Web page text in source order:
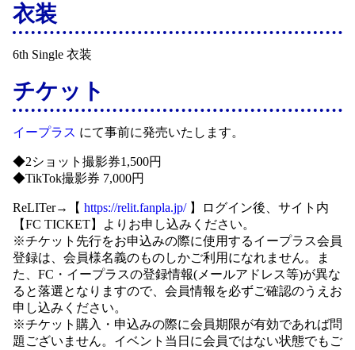
衣装
6th Single 衣装
チケット
イープラス にて事前に発売いたします。
◆2ショット撮影券1,500円
◆TikTok撮影券 7,000円
ReLITer→【 https://relit.fanpla.jp/ 】ログイン後、サイト内
【FC TICKET】よりお申し込みください。
※チケット先行をお申込みの際に使用するイープラス会員
登録は、会員様名義のものしかご利用になれません。ま
た、FC・イープラスの登録情報(メールアドレス等)が異な
ると落選となりますので、会員情報を必ずご確認のうえお
申し込みください。
※チケット購入・申込みの際に会員期限が有効であれば問
題ございません。イベント当日に会員ではない状態でもご